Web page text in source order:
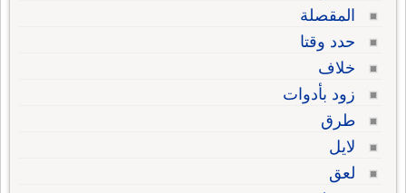
المقصلة
حدد وقتا
خلاف
زود بأدوات
طرق
لايل
لعق